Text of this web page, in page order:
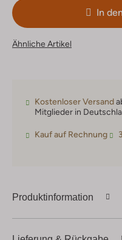
In
Ähnliche Artikel
Kostenloser Versand
Mitglieder in
Kauf auf Rechnung
Produktinformation